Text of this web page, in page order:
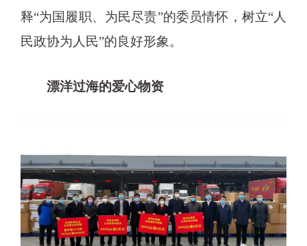
释“为国履职、为民尽责”的委员情怀，树立“人
民政协为人民”的良好形象。
漂洋过海的爱心物资